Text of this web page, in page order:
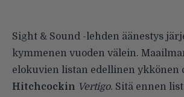
Sight & Sound -lehden äänestys
kymmenen vuoden välein.
elokuvien listan edellinen ykkönen
Hitchcockin Vertigo. Sitä ennen